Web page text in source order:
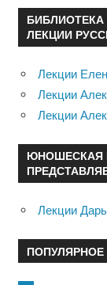
ЛЕКЦИИ
Лекции
Лекции
Лекции
ЮНОШЕСКАЯ
Лекции
ПОПУЛЯРНОЕ